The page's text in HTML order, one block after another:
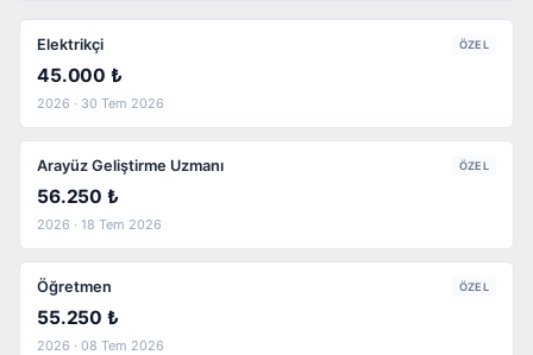
Elektrikçi ÖZEL
45.000 ₺
2026 · 30 Tem 2026
Arayüz Geliştirme Uzmanı ÖZEL
56.250 ₺
2026 · 18 Tem 2026
Öğretmen ÖZEL
55.250 ₺
2026 · 08 Tem 2026